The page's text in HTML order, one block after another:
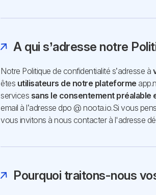
A qui s’adresse notre
Notre Politique de confidentialité s’adresse à
êtes utilisateurs de notre plateforme
services sans le consentement préalable
email à l’adresse dpo @ noota.io.Si vous
vous invitons à nous contacter à l'adresse
Pourquoi traitons-nous